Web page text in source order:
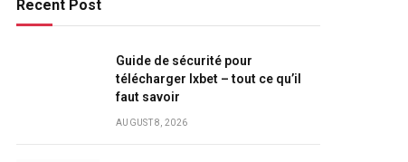
Recent Post
Guide de sécurité pour
télécharger Ixbet – tout ce qu’il
faut savoir
AUGUST 8, 2026